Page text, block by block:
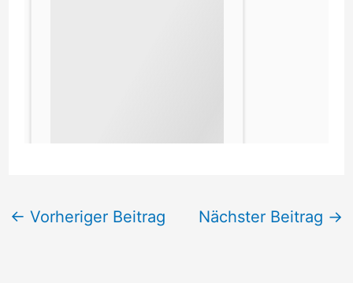
← Vorheriger Beitrag Nächster Beitrag →